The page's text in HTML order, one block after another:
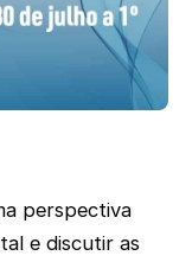
perspectiva
e discutir as